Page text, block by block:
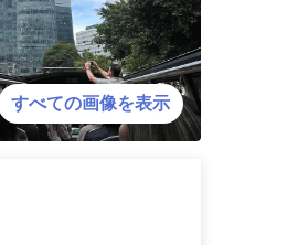
すべての画像を表示